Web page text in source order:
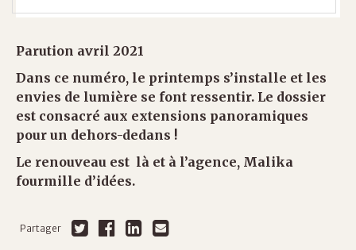
Parution avril 2021
Dans ce numéro, le printemps s’installe et les
envies de lumière se font ressentir. Le dossier
est consacré aux extensions panoramiques
pour un dehors-dedans !
Le renouveau est là et à l’agence, Malika
fourmille d’idées.
Partager